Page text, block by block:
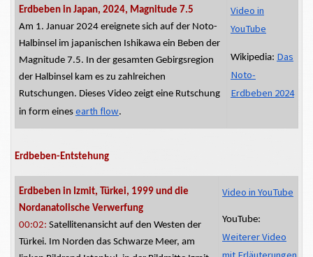
Erdbeben in Japan, 2024, Magnitude 7.5
Am 1. Januar 2024 ereignete sich auf der Noto-
Halbinsel im japanischen Ishikawa ein Beben der
Magnitude 7.5. In der gesamten Gebirgsregion
der Halbinsel kam es zu zahlreichen
Rutschungen. Dieses Video zeigt eine Rutschung
in form eines earth flow.
Video in
YouTube
Wikipedia: Das
Noto-
Erdbeben 2024
Erdbeben-Entstehung
Erdbeben in Izmit, Türkei, 1999 und die
Nordanatolische Verwerfung
00:02: Satellitenansicht auf den Westen der
Türkei. Im Norden das Schwarze Meer, am
Video in YouTube
YouTube:
Weiterer Video